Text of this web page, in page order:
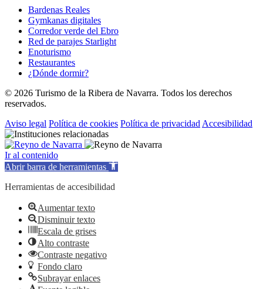
Bardenas Reales
Gymkanas digitales
Corredor verde del Ebro
Red de parajes Starlight
Enoturismo
Restaurantes
¿Dónde dormir?
© 2026 Turismo de la Ribera de Navarra. Todos los derechos
reservados.
Aviso legal Política de cookies Política de privacidad Accesibilidad
Ir al contenido
Abrir barra de herramientas
Herramientas de accesibilidad
Aumentar texto
Disminuir texto
Escala de grises
Alto contraste
Contraste negativo
Fondo claro
Subrayar enlaces